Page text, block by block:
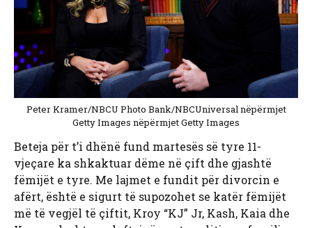
Peter Kramer/NBCU Photo Bank/NBCUniversal nëpërmjet
Getty Images nëpërmjet Getty Images
Beteja për t’i dhënë fund martesës së tyre 11-
vjeçare ka shkaktuar dëme në çift dhe gjashtë
fëmijët e tyre. Me lajmet e fundit për divorcin e
afërt, është e sigurt të supozohet se katër fëmijët
më të vegjël të çiftit, Kroy “KJ” Jr, Kash, Kaia dhe